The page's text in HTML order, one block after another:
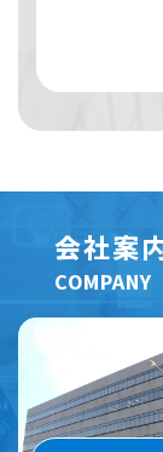
会社案
COMPANY